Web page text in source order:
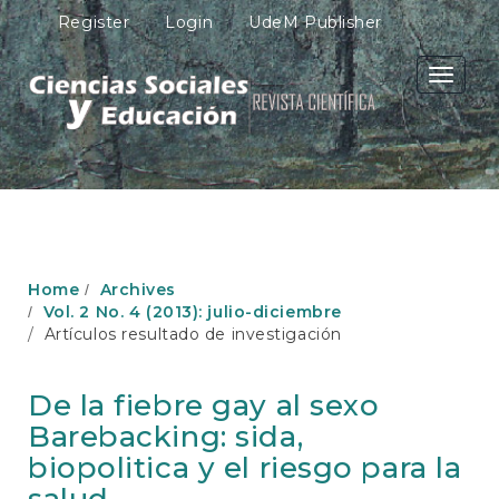
M
a
i
n
N
a
v
i
g
n
M
C
o
n
t
Register Login UdeM Publisher
Toggle
Home
Archives
Vol. 2 No. 4 (2013): julio-diciembre
Artículos resultado de investigación
De la fiebre gay al sexo
Barebacking: sida,
biopolitica y el riesgo para la